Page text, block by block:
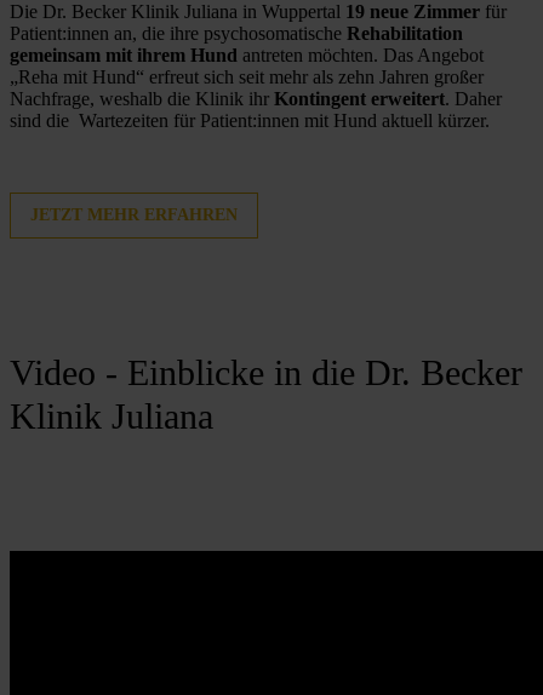
Die Dr. Becker Klinik Juliana in Wuppertal 19 neue Zimmer für
Patient:innen an, die ihre psychosomatische Rehabilitation
gemeinsam mit ihrem Hund antreten möchten. Das Angebot
„Reha mit Hund“ erfreut sich seit mehr als zehn Jahren großer
Nachfrage, weshalb die Klinik ihr Kontingent erweitert. Daher
sind die  Wartezeiten für Patient:innen mit Hund aktuell kürzer.
JETZT MEHR ERFAHREN
Video - Einblicke in die Dr. Becker
Klinik Juliana